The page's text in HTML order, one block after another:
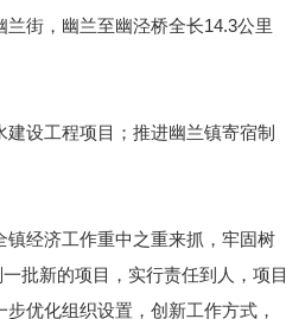
街，幽兰至幽泾桥全长14.3公里
设工程项目；推进幽兰镇寄宿制
经济工作重中之重来抓，牢固树
批新的项目，实行责任到人，项
优化组织设置，创新工作方式，